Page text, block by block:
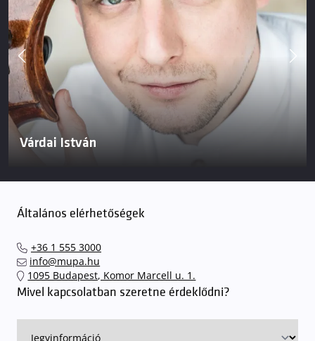
Várdai István
Általános elérhetőségek
+36 1 555 3000
info@mupa.hu
1095 Budapest, Komor Marcell u. 1.
Mivel kapcsolatban szeretne érdeklődni?